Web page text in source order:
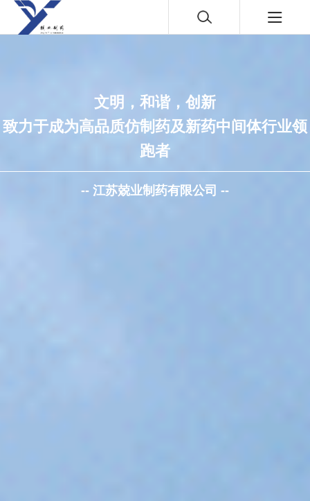
文明，和谐，创新
致力于成为高品质仿制药及新药中间体行业领
跑者
-- 江苏兢业制药有限公司 --